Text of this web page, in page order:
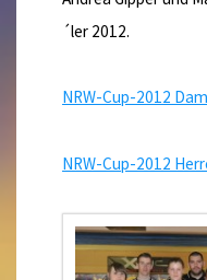
´ler 2012.
NRW-Cup-2012
NRW-Cup-2012